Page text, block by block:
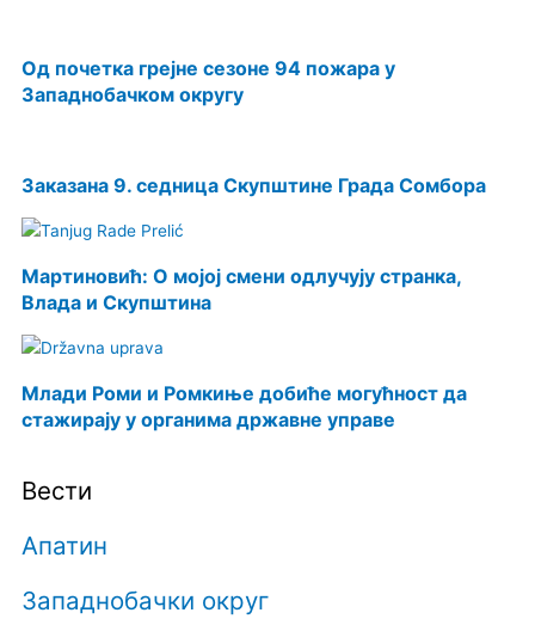
Од почетка грејне сезоне 94 пожара у
Западнобачком округу
Заказана 9. седница Скупштине Града Сомбора
Мартиновић: О мојој смени одлучују странка,
Влада и Скупштина
Млади Роми и Ромкињe добићe могућност да
стажирају у органима државнe управe
Вести
Апатин
Западнобачки округ